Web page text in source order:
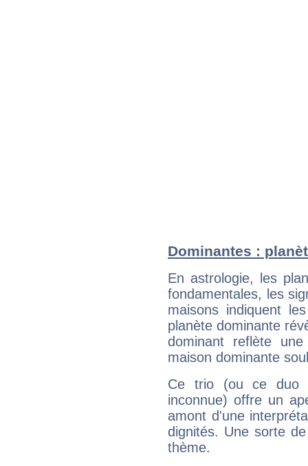
Dominantes :
En astrologie, les
fondamentales, les
maisons indiquent
planète dominante
dominant reflète
maison dominante
Ce trio (ou ce duo
inconnue) offre un
amont d'une
dignités. Une sorte
thème.